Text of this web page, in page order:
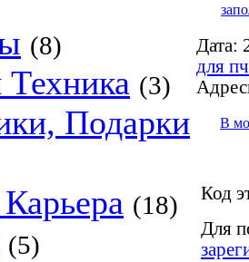
(8)
(3)
Подарки
(18)
(5)
Дата:
для пч
В
Код
Для